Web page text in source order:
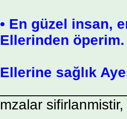
• En güzel insan,
Ellerinden öperim.
Ellerine sağlık
mzalar